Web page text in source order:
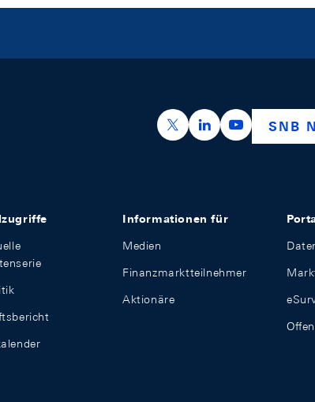
https://x.com/snb_bns
https://https://
SNB
Informationen für
Medien
Finanzmarktteilnehmer
Aktionäre